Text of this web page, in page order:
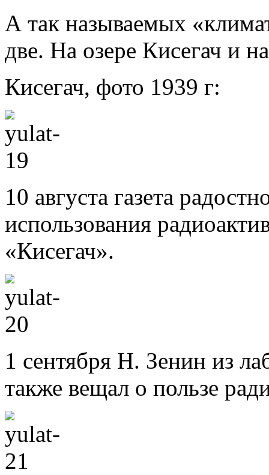
А так называемых
две. На озере Кисегач и
Кисегач, фото 1939 г:
10 августа газета
использования
«Кисегач».
1 сентября Н. Зенин из
также вещал о пользе